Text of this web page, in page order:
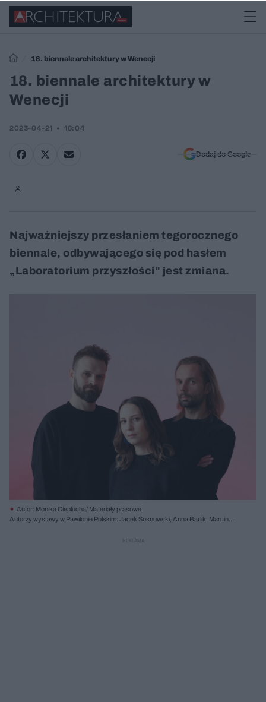
18. biennale architektury w Wenecji
18. biennale architektury w
Wenecji
2023-04-21 16:04
Dodaj do Google
Najważniejszy przesłaniem tegorocznego
biennale, odbywającego się pod hasłem
„Laboratorium przyszłości" jest zmiana.
Autor: Monika Cieplucha/ Materiały prasowe
Autorzy wystawy w Pawilonie Polskim: Jacek Sosnowski, Anna Barlik, Marcin